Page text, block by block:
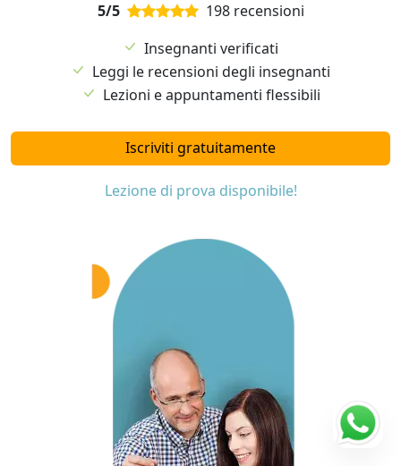
5/5
198 recensioni
Insegnanti verificati
Leggi le recensioni degli insegnanti
Lezioni e appuntamenti flessibili
Iscriviti gratuitamente
Lezione di prova disponibile!